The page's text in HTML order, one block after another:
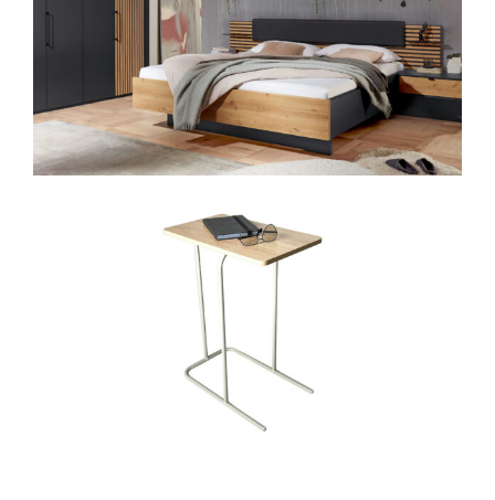
Fünf Tischplattenformen: rechteckig,
oval, bootsförmig, organisch, rund
Materialwahl: Massivholzoder
DEKTON®
So gestalten Sie ein Esszimmer, das
sowohl optisch als auch funktional Ihren
Vorstellungen entspricht.